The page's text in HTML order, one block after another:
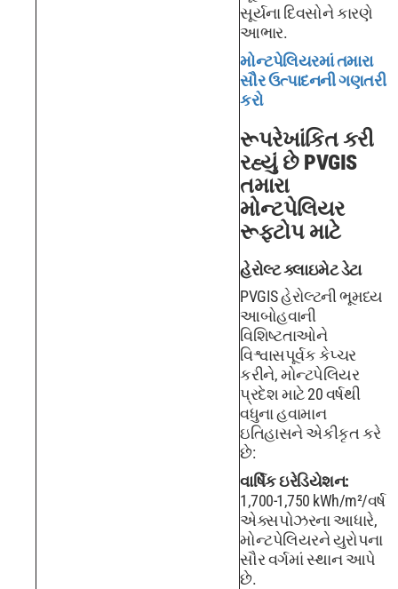
સૂર્યના દિવસોને કારણે
આભાર.
મોન્ટપેલિયરમાં તમારા
સૌર ઉત્પાદનની ગણતરી
કરો
રૂપરેખાંકિત કરી
રહ્યું છે PVGIS
તમારા
મોન્ટપેલિયર
રૂફટોપ માટે
હેરોલ્ટ ક્લાઇમેટ ડેટા
PVGIS હેરોલ્ટની ભૂમધ્ય
આબોહવાની
વિશિષ્ટતાઓને
વિશ્વાસપૂર્વક કેપ્ચર
કરીને, મોન્ટપેલિયર
પ્રદેશ માટે 20 વર્ષથી
વધુના હવામાન
ઇતિહાસને એકીકૃત કરે
છે:
વાર્ષિક ઇરેડિયેશન:
1,700-1,750 kWh/m²/વર્ષ
એક્સપોઝરના આધારે,
મોન્ટપેલિયરને યુરોપના
સૌર વર્ગમાં સ્થાન આપે
છે.